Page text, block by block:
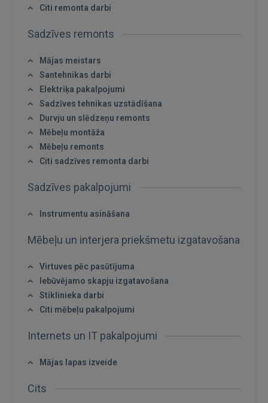
Aizmirsāt paroli?
FACEBOOK
 Sign in with Apple
REĢISTRĀCIJA
Citi remonta darbi
Sadzīves remonts
Mājas meistars
Santehnikas darbi
Elektriķa pakalpojumi
Sadzīves tehnikas uzstādīšana
Durvju un slēdzeņu remonts
Mēbeļu montāža
Mēbeļu remonts
Citi sadzīves remonta darbi
Sadzīves pakalpojumi
Instrumentu asināšana
Mēbeļu un interjera priekšmetu izgatavošana
Virtuves pēc pasūtījuma
Iebūvējamo skapju izgatavošana
Stiklinieka darbi
Citi mēbeļu pakalpojumi
Internets un IT pakalpojumi
Mājas lapas izveide
Cits